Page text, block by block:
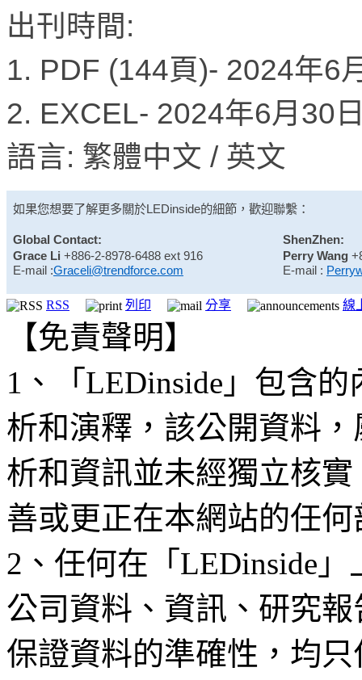
出刊時間:
1. PDF (144頁)- 2024年6
2. EXCEL- 2024年6月30
語言: 繁體中文 / 英文
如果您想要了解更多關於LEDinside的細節，歡迎聯繫：
Global Contact:
ShenZhen:
Grace Li +886-2-8978-6488 ext 916
E-mail :Graceli@trendforce.com
Perry Wang
E-mail :
RSS 列印 分享 線
【免責聲明】
1、「LEDinside」包含
析和演釋，該公開資料
析和資訊並未經獨立核
善或更正在本網站的任
2、任何在「LEDinside
公司資料、資訊、研究
保證資料的準確性，均